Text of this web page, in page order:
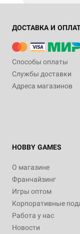
ДОСТАВКА И
Способы оплаты
Службы доставки
Адреса магазинов
HOBBY GAMES
О магазине
Франчайзинг
Игры оптом
Корпоративные
Работа у нас
Новости